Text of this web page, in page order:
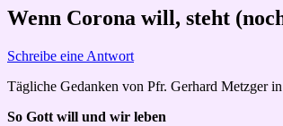
Wenn Corona will, steht
Schreibe eine Antwort
Tägliche Gedanken von Pfr. Gerhard Metzger
So Gott will und wir leben